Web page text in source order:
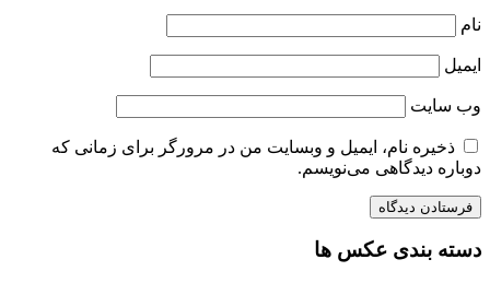
نام
ایمیل
وب‌ سایت
ذخیره نام، ایمیل و وبسایت من در مرورگر برای زمانی که
دوباره دیدگاهی می‌نویسم.
دسته بندی عکس ها